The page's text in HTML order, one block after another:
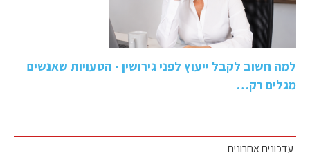
למה חשוב לקבל ייעוץ לפני גירושין - הטעויות שאנשים
מגלים רק…
עדכונים אחרונים